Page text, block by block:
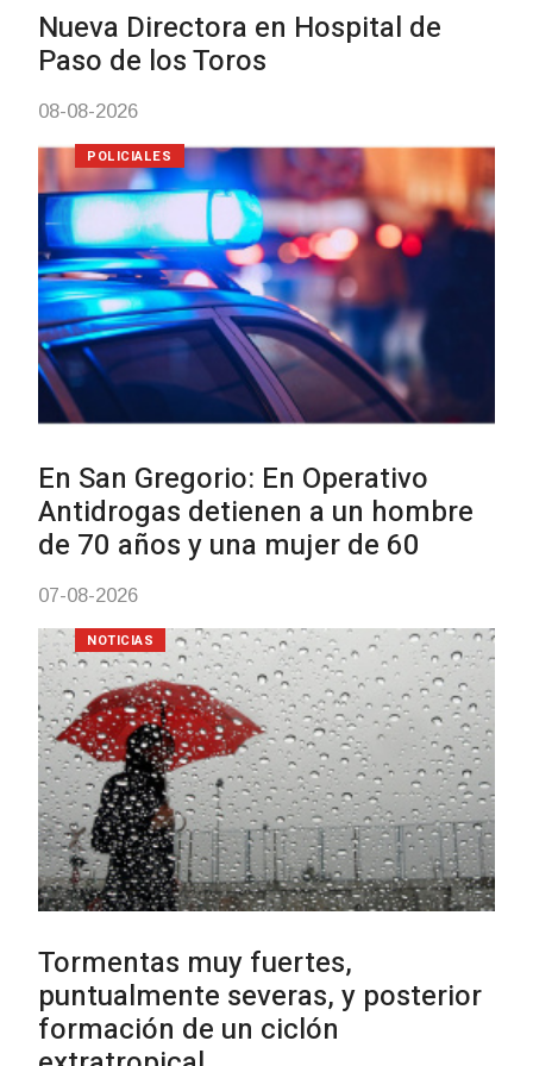
Investigación de policías de
Tacuarembó permitió
Brasil una camioneta hurtada
Villa Ansina
04-08-2026
Facultad de Artes llega a
con dos cursos de formación
03-08-2026
NOTICIAS
Clases de Muai Thai en
Charrúa
03-08-2026
NOTICIAS